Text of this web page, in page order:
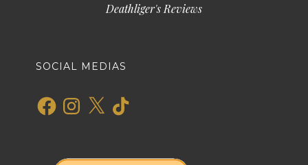
Deathliger's Reviews
SOCIAL MEDIAS
FacebookInstagram
X TikTok